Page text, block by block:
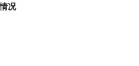
况